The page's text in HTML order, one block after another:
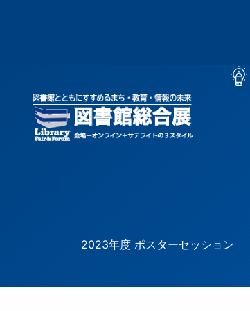
ー
ザ
メ
ー
ョ
2023年度 ポスターセッション